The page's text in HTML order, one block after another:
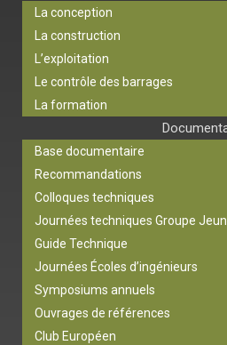
La conception
La construction
L’exploitation
Le contrôle des barrages
La formation
Base documentaire
Recommandations
Colloques techniques
Journées techniques Groupe
Guide Technique
Journées Écoles d’ingénieurs
Symposiums annuels
Ouvrages de références
Club Européen